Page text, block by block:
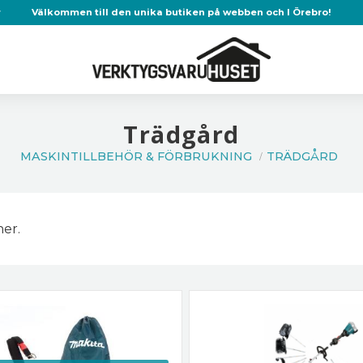
Välkommen till den unika butiken på webben och I Örebro!
Trädgård
MASKINTILLBEHÖR & FÖRBRUKNING TRÄDGÅRD